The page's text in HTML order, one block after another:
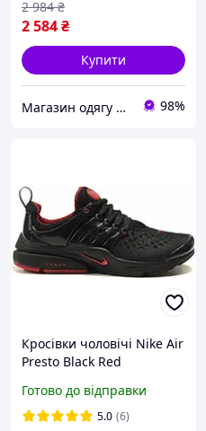
2 584₴
2 984 ₴
Купити
Магазин одягу взуття та топових товарів 98%
Кросівки чоловічі Nike Air
Presto Black Red
Готово до відправки
5.0 (6)